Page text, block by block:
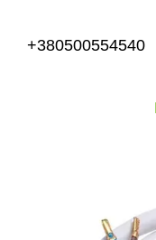
+380500554540